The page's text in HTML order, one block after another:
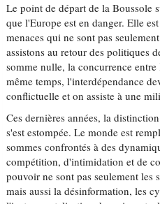
Le point de départ de la Boussole
que l'Europe est en danger. Elle
menaces qui ne sont pas
assistons au retour des politiques
somme nulle, la concurrence
même temps, l'interdépendance
conflictuelle et on assiste à une
Ces dernières années, la
s'est estompée. Le monde est
sommes confrontés à des
compétition, d'intimidation et de
pouvoir ne sont pas seulement les
mais aussi la désinformation, les